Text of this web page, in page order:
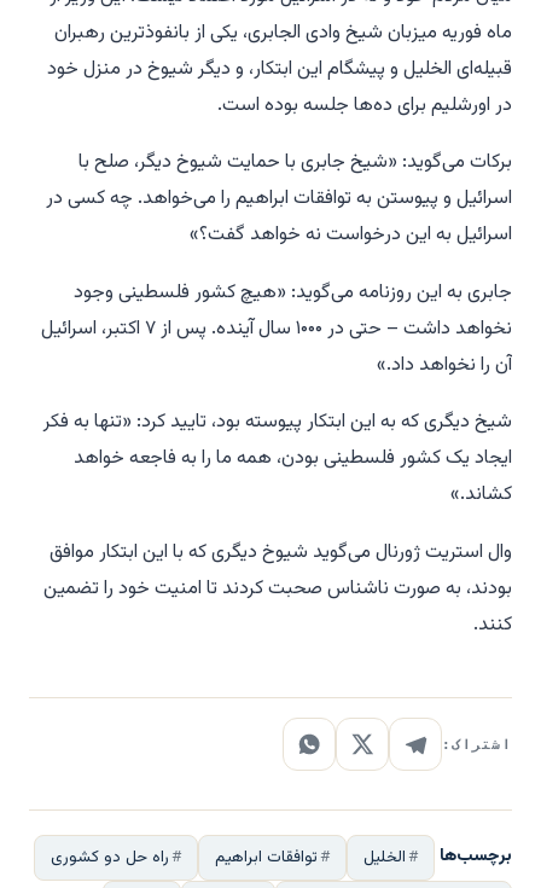
ماه فوریه میزبان شیخ وادی الجابری، یکی از بانفوذترین رهبران
قبیله‌ای الخلیل و پیشگام این ابتکار، و دیگر شیوخ در منزل خود
در اورشلیم برای ده‌ها جلسه بوده است.
برکات می‌گوید: «شیخ جابری با حمایت شیوخ دیگر، صلح با
اسرائیل و پیوستن به توافقات ابراهیم را می‌خواهد. چه کسی در
اسرائیل به این درخواست نه خواهد گفت؟»
جابری به این روزنامه می‌گوید: «هیچ کشور فلسطینی وجود
نخواهد داشت – حتی در ۱۰۰۰ سال آینده. پس از ۷ اکتبر، اسرائیل
آن را نخواهد داد.»
شیخ دیگری که به این ابتکار پیوسته بود، تایید کرد: «تنها به فکر
ایجاد یک کشور فلسطینی بودن، همه ما را به فاجعه خواهد
کشاند.»
وال استریت ژورنال می‌گوید شیوخ دیگری که با این ابتکار موافق
بودند، به صورت ناشناس صحبت کردند تا امنیت خود را تضمین
کنند.
اشتراک:
برچسب‌ها الخلیل توافقات ابراهیم
راه حل دو کشوری